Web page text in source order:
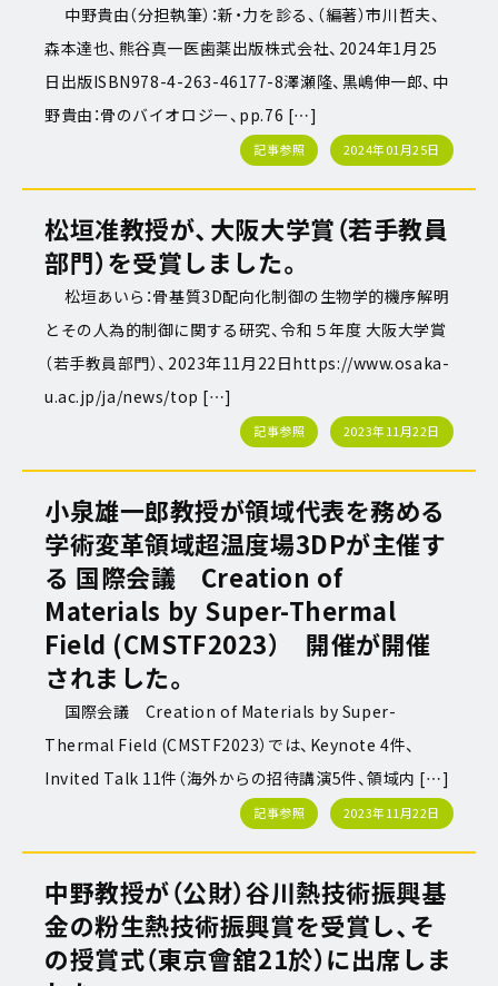
中野貴由（分担執筆）：新・力を診る、（編著）市川哲夫、
森本達也、熊谷真一医歯薬出版株式会社、2024年1月25
日出版ISBN978-4-263-46177-8澤瀬隆、黒嶋伸一郎、中
野貴由：骨のバイオロジー、pp.76 […]
記事参照 2024年01月25日
松垣准教授が、大阪大学賞（若手教員
部門）を受賞しました。
松垣あいら：骨基質3D配向化制御の生物学的機序解明
とその人為的制御に関する研究、令和５年度 大阪大学賞
（若手教員部門）、2023年11月22日https://www.osaka-
u.ac.jp/ja/news/top […]
記事参照 2023年11月22日
小泉雄一郎教授が領域代表を務める
学術変革領域超温度場3DPが主催す
る 国際会議 Creation of
Materials by Super-Thermal
Field (CMSTF2023） 開催が開催
されました。
国際会議 Creation of Materials by Super-
Thermal Field (CMSTF2023）では、Keynote 4件、
Invited Talk 11件（海外からの招待講演5件、領域内 […]
記事参照 2023年11月22日
中野教授が（公財）谷川熱技術振興基
金の粉生熱技術振興賞を受賞し、そ
の授賞式（東京會舘21於）に出席しま